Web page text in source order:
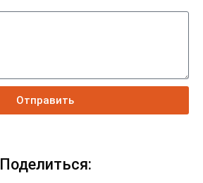
Отправить
Поделиться: